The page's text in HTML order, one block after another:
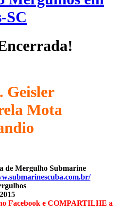
SC
Geisler
Mota
de Mergulho Submarine
Facebook e COMPARTILHE a